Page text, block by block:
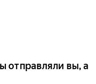
отправляли вы, а